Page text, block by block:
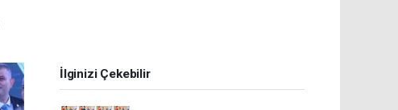
İlginizi Çekebilir